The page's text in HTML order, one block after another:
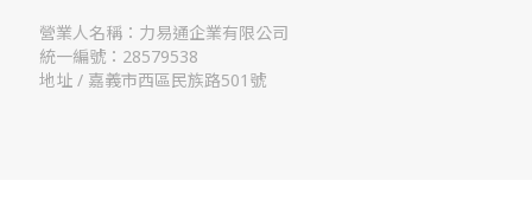
營業人名稱：力易通企業有限公司
統一編號：28579538
地址 / 嘉義市西區民族路501號